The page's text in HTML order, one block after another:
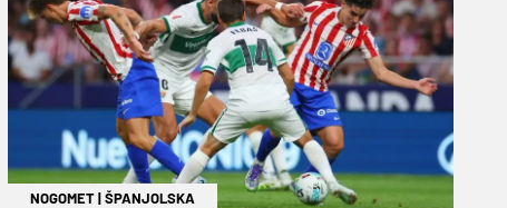
NOGOMET|ŠPANJOLSKA